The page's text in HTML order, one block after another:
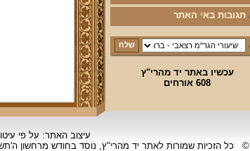
תגובות באי האתר
עכשיו באתר יד מהרי"ץ
608 אורחים
עיצוב האתר: על פי
©
כל הזכיות שמורות לאתר יד מהרי"ץ, נוסד בחודש מרחשוןה'תשע"א 5771 לבריאת